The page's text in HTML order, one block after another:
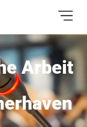
Arbeit